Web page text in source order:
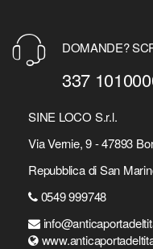
DOMANDE?
337
SINE LOCO S.r.l.
Via Vernie, 9 - 47893
Repubblica di San
0549 999748